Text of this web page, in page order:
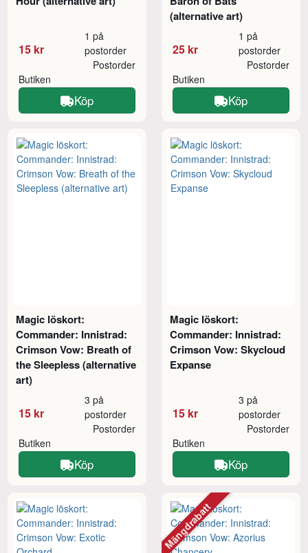
15 kr
1 på
postorder
Butiken
Postorder
Köp
(alternative art)
25 kr
1 på
postorder
Butiken
Postorder
Köp
Magic löskort:
Commander: Innistrad:
Crimson Vow: Breath of
the Sleepless (alternative
art)
15 kr
3 på
postorder
Butiken
Postorder
Köp
Magic löskort:
Commander: Innistrad:
Crimson Vow: Skycloud
Expanse
15 kr
3 på
postorder
Butiken
Postorder
Köp
Mängdrabatt